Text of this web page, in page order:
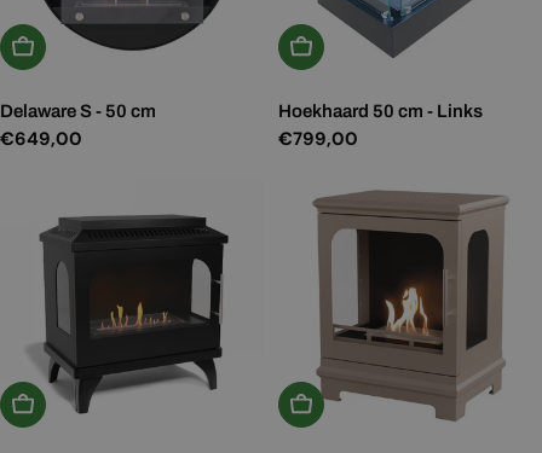
In Winkelwagen
Delaware S - 50 cm
Normale
€649,00
In Winkelwagen
Hoekhaard 50 cm - Links
Normale
€799,00
In Winkelwagen In Winkelwagen